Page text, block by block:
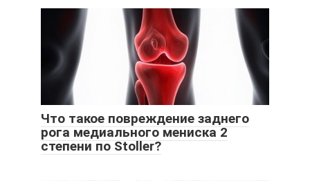
Что такое повреждение заднего
рога медиального мениска 2
степени по Stoller?